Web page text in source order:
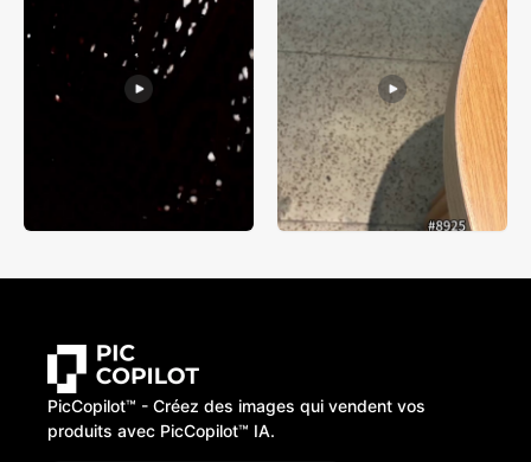
PicCopilot™️ - Créez des images qui vendent vos
produits avec PicCopilot™️ IA.